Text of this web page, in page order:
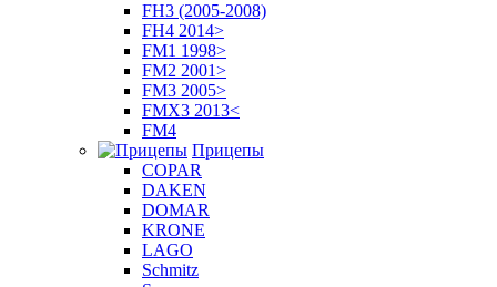
FH3 (2005-2008)
FH4 2014>
FM1 1998>
FM2 2001>
FM3 2005>
FMX3 2013<
FM4
Прицепы
COPAR
DAKEN
DOMAR
KRONE
LAGO
Schmitz